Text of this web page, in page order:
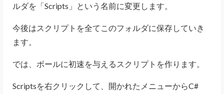
ルダを「Scripts」という名前に変更します。
今後はスクリプトを全てこのフォルダに保存していき
ます。
では、ボールに初速を与えるスクリプトを作ります。
Scriptsを右クリックして、開かれたメニューからC#